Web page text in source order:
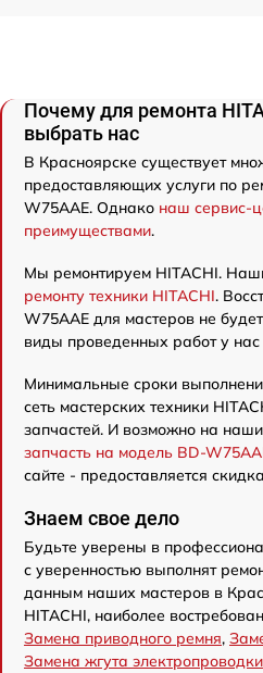
Почему для ремонта
выбрать нас
В Красноярске существует
предоставляющих услуги по
W75AAE. Однако наш сервис-
преимуществами.
Мы ремонтируем HITACHI.
ремонту техники HITACHI.
W75AAE для мастеров не
виды проведенных работ у нас
Минимальные сроки
сеть мастерских техники
запчастей. И возможно на
запчасть на модель BD-
сайте - предоставляется
Знаем свое дело
Будьте уверены в
с уверенностью выполнят
данным наших мастеров в
HITACHI, наиболее
Замена приводного ремня,
Замена жгута электропроводки